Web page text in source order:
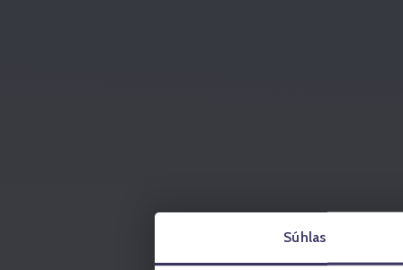
Súhlas